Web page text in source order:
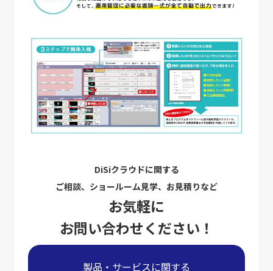
DiSiクラウドに関する
ご相談、ショールーム見学、お見積りなど
お気軽に
お問い合わせください！
製品・サービスに関する